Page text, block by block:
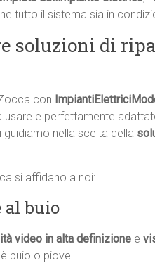
tutto il sistema sia in
soluzioni di
con
e perfettamente
guidiamo nella scelta della
si affidano a noi:
al buio
video in alta definizione e
buio o piove.